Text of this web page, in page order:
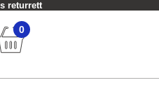
returrett
0